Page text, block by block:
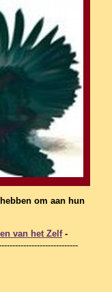
om aan hun
van het Zelf-